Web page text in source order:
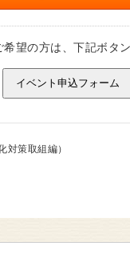
望の方は、下記ボタ
イベント申込フォーム
策取組編）